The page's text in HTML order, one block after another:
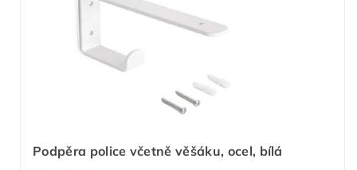
Podpěra police včetně věšáku, ocel, bílá